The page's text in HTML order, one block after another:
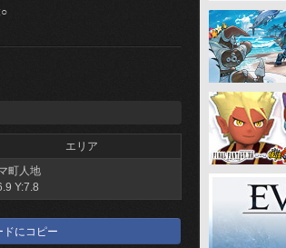
○
エリア
町人地
Y:7.8
ドにコピー